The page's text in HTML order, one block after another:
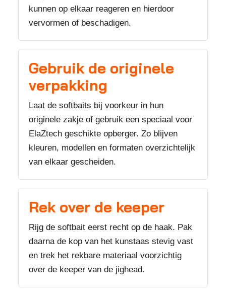
kunnen op elkaar reageren en hierdoor
vervormen of beschadigen.
Gebruik de originele
verpakking
Laat de softbaits bij voorkeur in hun
originele zakje of gebruik een speciaal voor
ElaZtech geschikte opberger. Zo blijven
kleuren, modellen en formaten overzichtelijk
van elkaar gescheiden.
Rek over de keeper
Rijg de softbait eerst recht op de haak. Pak
daarna de kop van het kunstaas stevig vast
en trek het rekbare materiaal voorzichtig
over de keeper van de jighead.